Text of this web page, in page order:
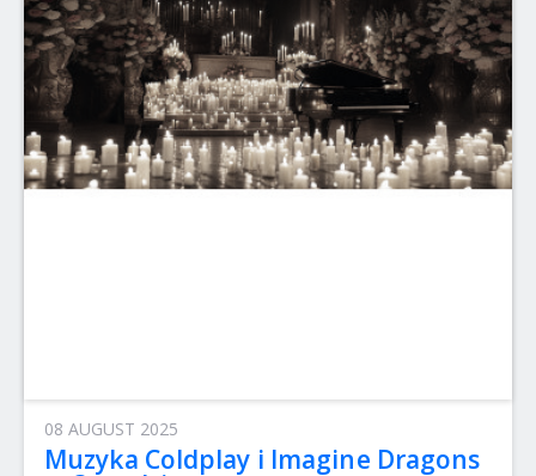
08 AUGUST 2025
Muzyka Coldplay i Imagine Dragons